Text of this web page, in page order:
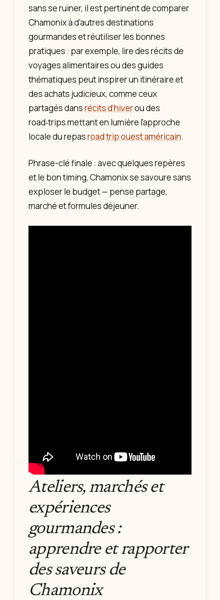
sans se ruiner, il est pertinent de comparer
Chamonix à d’autres destinations
gourmandes et réutiliser les bonnes
pratiques : par exemple, lire des récits de
voyages alimentaires ou des guides
thématiques peut inspirer un itinéraire et
des achats judicieux, comme ceux
partagés dansrécits d’hiverou des
road‑trips mettant en lumière l’approche
locale du repasroad trip ouest américain.
Phrase-clé finale : avec quelques repères
et le bon timing, Chamonix se savoure sans
exploser le budget — pense partage,
marché et formules déjeuner.
Ateliers, marchés et
expériences
gourmandes :
apprendre et rapporter
des saveurs de
Chamonix